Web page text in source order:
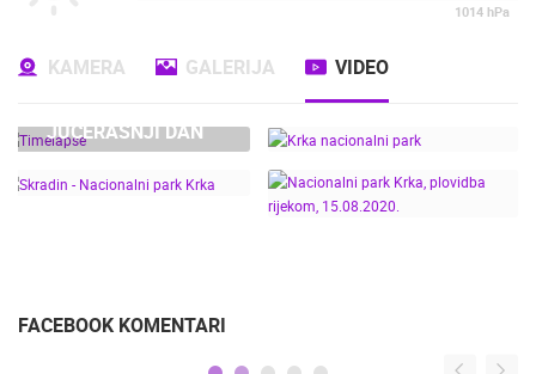
1014 hPa
KAMERA GALERIJA VIDEO
JUČERAŠNJI DAN
FACEBOOK KOMENTARI